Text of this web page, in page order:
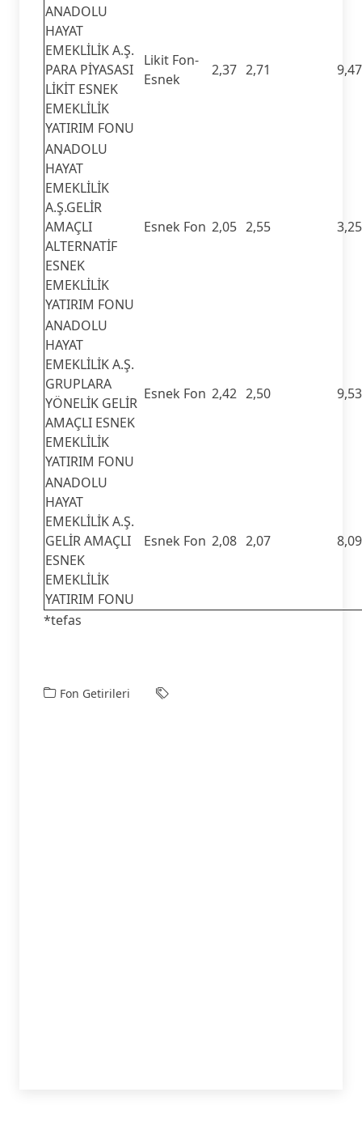
ANADOLU
HAYAT
EMEKLİLİK A.Ş.
PARA PİYASASI
LİKİT ESNEK
EMEKLİLİK
YATIRIM FONU
Likit Fon-
Esnek
2,37 2,71 9,47
ANADOLU
HAYAT
EMEKLİLİK
A.Ş.GELİR
AMAÇLI
ALTERNATİF
ESNEK
EMEKLİLİK
YATIRIM FONU
Esnek Fon 2,05 2,55 3,25
ANADOLU
HAYAT
EMEKLİLİK A.Ş.
GRUPLARA
YÖNELİK GELİR
AMAÇLI ESNEK
EMEKLİLİK
YATIRIM FONU
Esnek Fon 2,42 2,50 9,53
ANADOLU
HAYAT
EMEKLİLİK A.Ş.
GELİR AMAÇLI
ESNEK
EMEKLİLİK
YATIRIM FONU
Esnek Fon 2,08 2,07 8,09
*tefas
Fon Getirileri